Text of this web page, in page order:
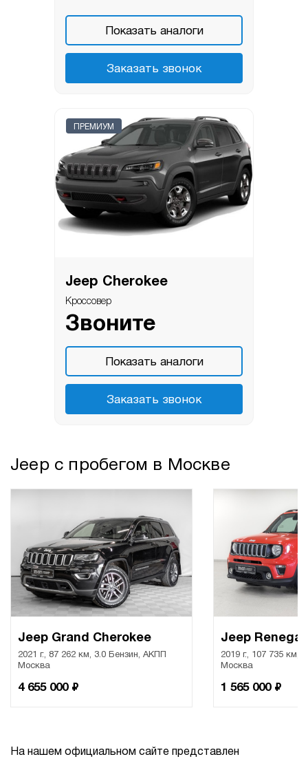
Показать аналоги
Заказать звонок
ПРЕМИУМ
Jeep Cherokee
Кроссовер
Звоните
Показать аналоги
Заказать звонок
Jeep с пробегом в Москве
Jeep Grand Cherokee
2021 г., 87 262 км, 3.0 Бензин, АКПП
Москва
4 655 000 ₽
Jeep
2019 г., 107 735 км,
Москва
1 565 000 ₽
На нашем официальном сайте представлен